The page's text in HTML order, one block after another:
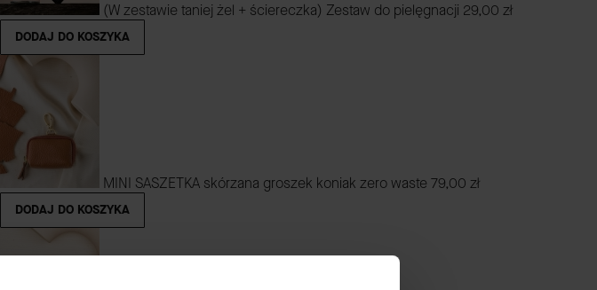
(W zestawie taniej żel + ściereczka) Zestaw do pielęgnacji 29,00 zł
DODAJ DO KOSZYKA
MINI SASZETKA skórzana groszek koniak zero waste 79,00 zł
DODAJ DO KOSZYKA